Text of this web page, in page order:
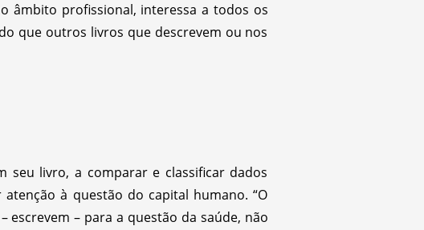
âmbito profissional, interessa a todos os
que outros livros que descrevem ou nos
seu livro, a comparar e classificar dados
à questão do capital humano. “O
escrevem – para a questão da saúde, não